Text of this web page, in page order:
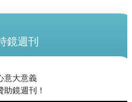
鏡週刊
意大意義
助鏡週刊！